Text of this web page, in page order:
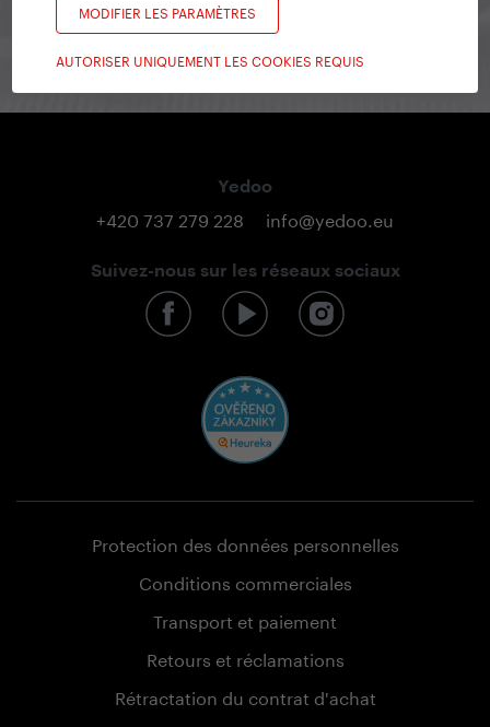
MODIFIER LES PARAMÈTRES
AUTORISER UNIQUEMENT LES COOKIES REQUIS
s’inscrire à la newsletter
Yedoo
+420 737 279 228 info@yedoo.eu
Suivez-nous sur les réseaux sociaux
Protection des données personnelles
Conditions commerciales
Transport et paiement
Retours et réclamations
Rétractation du contrat d'achat